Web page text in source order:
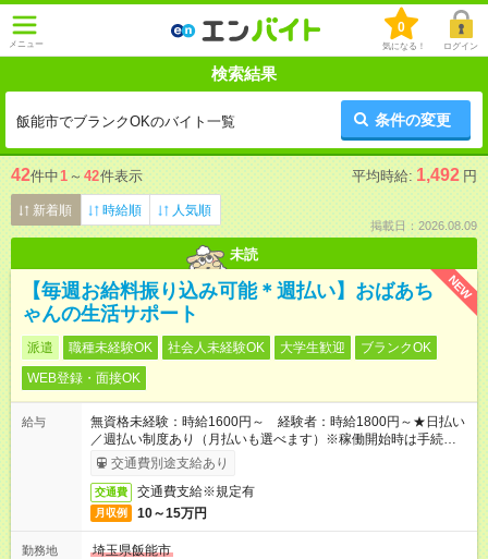
メニュー
0
気になる！ ログイン
検索結果
飯能市でブランクOKのバイト一覧 条件の変更
42件中1 ～ 42件表示 平均時給: 1,492 円
新着順 時給順 人気順
掲載日：2026.08.09
未読
NEW
【毎週お給料振り込み可能＊週払い】おばあち
ゃんの生活サポート
派遣 職種未経験OK 社会人未経験OK 大学生歓迎
ブランクOK
WEB登録・面接OK
給与
無資格未経験：時給1600円～ 経験者：時給1800円～★日払い
／週払い制度あり（月払いも選べます）※稼働開始時は手続き完
了次第のお支払いとなります。
交通費別途支給あり
交通費 交通費支給※規定有
月収例 10～15万円
勤務地
埼玉県飯能市